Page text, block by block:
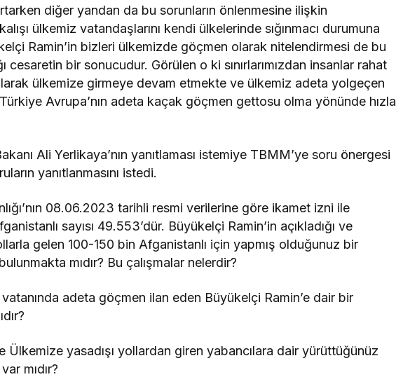
diğer yandan da bu sorunların önlenmesine ilişkin
ülkemiz vatandaşlarını kendi ülkelerinde sığınmacı durumuna
Ramin’in bizleri ülkemizde göçmen olarak nitelendirmesi de bu
cesaretin bir sonucudur. Görülen o ki sınırlarımızdan insanlar rahat
ülkemize girmeye devam etmekte ve ülkemiz adeta yolgeçen
Avrupa’nın adeta kaçak göçmen gettosu olma yönünde hızla
Ali Yerlikaya’nın yanıtlaması istemiye TBMM’ye soru önergesi
yanıtlanmasını istedi.
08.06.2023 tarihli resmi verilerine göre ikamet izni ile
sayısı 49.553’dür. Büyükelçi Ramin’in açıkladığı ve
gelen 100-150 bin Afganistanlı için yapmış olduğunuz bir
mıdır? Bu çalışmalar nelerdir?
vatanında adeta göçmen ilan eden Büyükelçi Ramin’e dair bir
Ülkemize yasadışı yollardan giren yabancılara dair yürüttüğünüz
mıdır?